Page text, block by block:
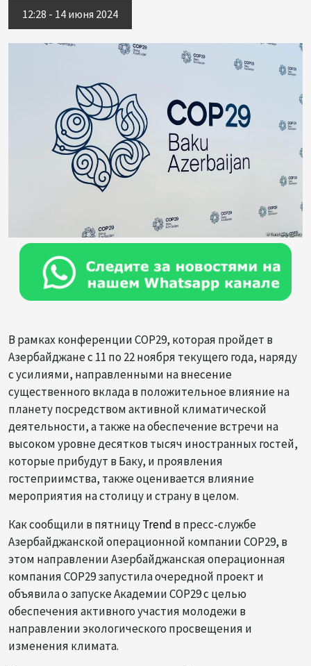
12:28 - 14 июня 2024
В рамках конференции COP29, которая пройдет в
Азербайджане с 11 по 22 ноября текущего года, наряду
с усилиями, направленными на внесение
существенного вклада в положительное влияние на
планету посредством активной климатической
деятельности, а также на обеспечение встречи на
высоком уровне десятков тысяч иностранных гостей,
которые прибудут в Баку, и проявления
гостеприимства, также оценивается влияние
мероприятия на столицу и страну в целом.
Как сообщили в пятницуTrend в пресс-службе
Азербайджанской операционной компании COP29, в
этом направлении Азербайджанская операционная
компания COP29 запустила очередной проект и
объявила о запуске Академии COP29 с целью
обеспечения активного участия молодежи в
направлении экологического просвещения и
изменения климата.